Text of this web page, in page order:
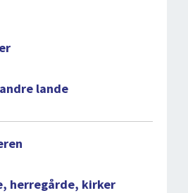
lande
herregårde, kirker